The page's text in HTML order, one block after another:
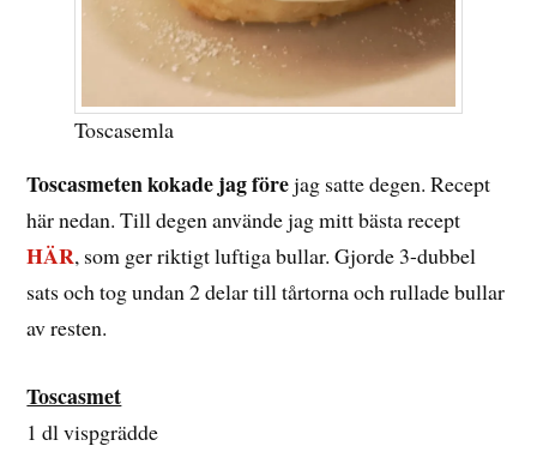
Toscasemla
Toscasmeten kokade jag förejag satte degen. Recept
här nedan. Till degen använde jag mitt bästa recept
HÄR, som ger riktigt luftiga bullar. Gjorde 3-dubbel
sats och tog undan 2 delar till tårtorna och rullade bullar
av resten.
Toscasmet
1 dl vispgrädde